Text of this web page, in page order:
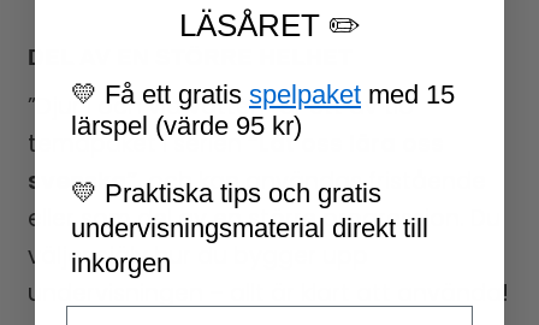
DEL AV EN STÖRRE HELHET
”Djur i och vid vatten” är ett av tio
temapaket i serien“Låt oss lära oss
svenska”, och kan användas fristående
eller som del av en större progression. Du
väljer själv hur du bygger upp
undervisningen – allt är klart att använda!
LÄSÅRET ✏️
💛 Få ett gratis spelpaket med 15
lärspel (värde 95 kr)
💛 Praktiska tips och gratis
undervisningsmaterial direkt till
inkorgen